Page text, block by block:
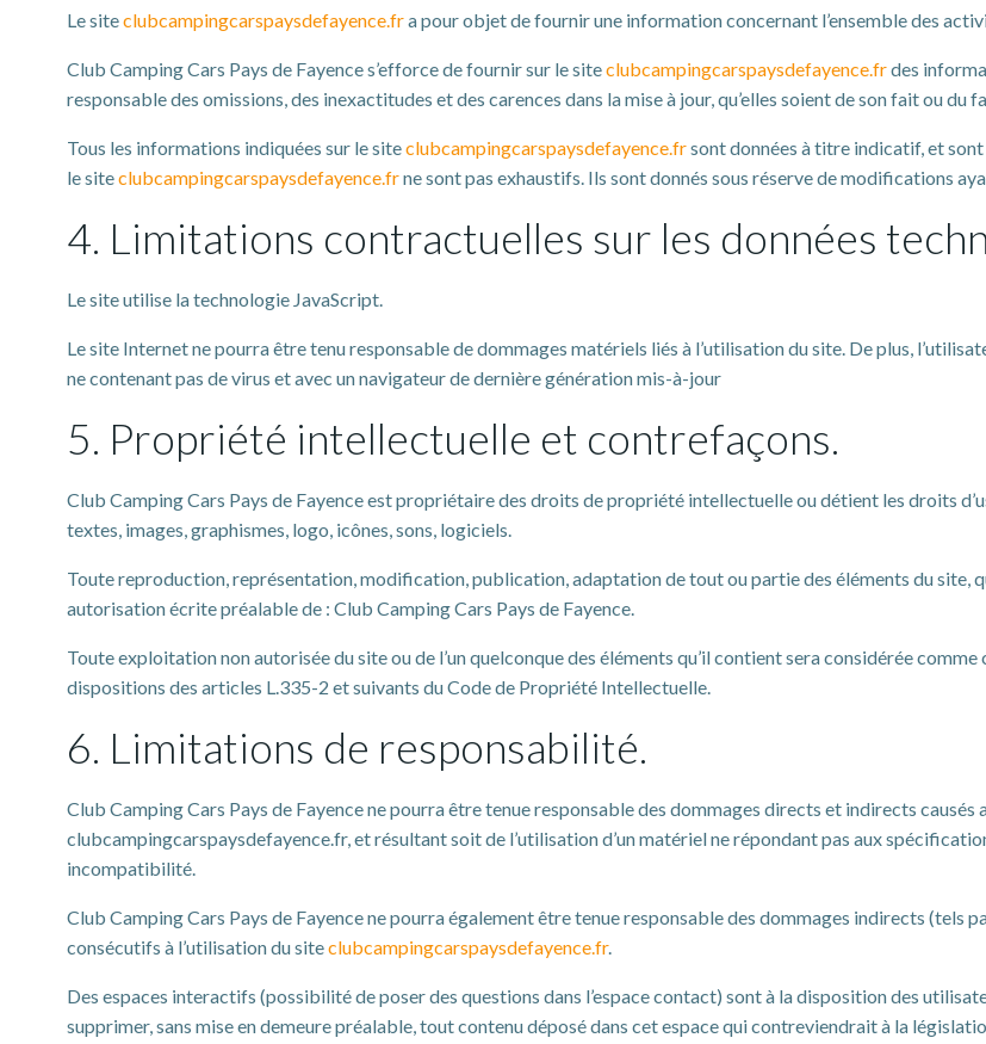
Le siteclubcampingcarspaysdefayence.fra pour objet de fournir une information concernant l’ensemble des
Club Camping Cars Pays de Fayence s’efforce de fournir sur le siteclubcampingcarspaysdefayence.frdes
responsable des omissions, des inexactitudes et des carences dans la mise à jour, qu’elles soient de son fait ou
Tous les informations indiquées sur le siteclubcampingcarspaysdefayence.frsont données à titre indicatif, et
le siteclubcampingcarspaysdefayence.frne sont pas exhaustifs. Ils sont donnés sous réserve de modifications
4. Limitations contractuelles sur les données
Le site utilise la technologie JavaScript.
Le site Internet ne pourra être tenu responsable de dommages matériels liés à l’utilisation du site. De plus,
ne contenant pas de virus et avec un navigateur de dernière génération mis-à-jour
5. Propriété intellectuelle et contrefaçons.
Club Camping Cars Pays de Fayence est propriétaire des droits de propriété intellectuelle ou détient les droits
textes, images, graphismes, logo, icônes, sons, logiciels.
Toute reproduction, représentation, modification, publication, adaptation de tout ou partie des éléments du site,
autorisation écrite préalable de : Club Camping Cars Pays de Fayence.
Toute exploitation non autorisée du site ou de l’un quelconque des éléments qu’il contient sera considérée
dispositions des articles L.335-2 et suivants du Code de Propriété Intellectuelle.
6. Limitations de responsabilité.
Club Camping Cars Pays de Fayence ne pourra être tenue responsable des dommages directs et indirects causés
clubcampingcarspaysdefayence.fr, et résultant soit de l’utilisation d’un matériel ne répondant pas aux
incompatibilité.
Club Camping Cars Pays de Fayence ne pourra également être tenue responsable des dommages indirects (tels
consécutifs à l’utilisation du siteclubcampingcarspaysdefayence.fr.
Des espaces interactifs (possibilité de poser des questions dans l’espace contact) sont à la disposition des
supprimer, sans mise en demeure préalable, tout contenu déposé dans cet espace qui contreviendrait à la